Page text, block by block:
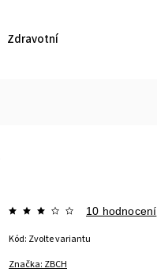
Zdravotní pomůcky
Značka: ZBCH
10 hodnocení
Kód: Zvolte variantu